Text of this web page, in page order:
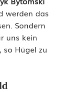
werden das
Sondern
uns kein
so Hügel zu